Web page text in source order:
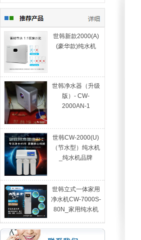
世韩新款2000(A)
(豪华款)纯水机
世韩净水器（升级
版）- CW-
2000AN-1
世韩CW-2000(U)
（节水型）纯水机
_纯水机品牌
世韩立式一体家用
净水机CW-7000S-
80N_家用纯水机